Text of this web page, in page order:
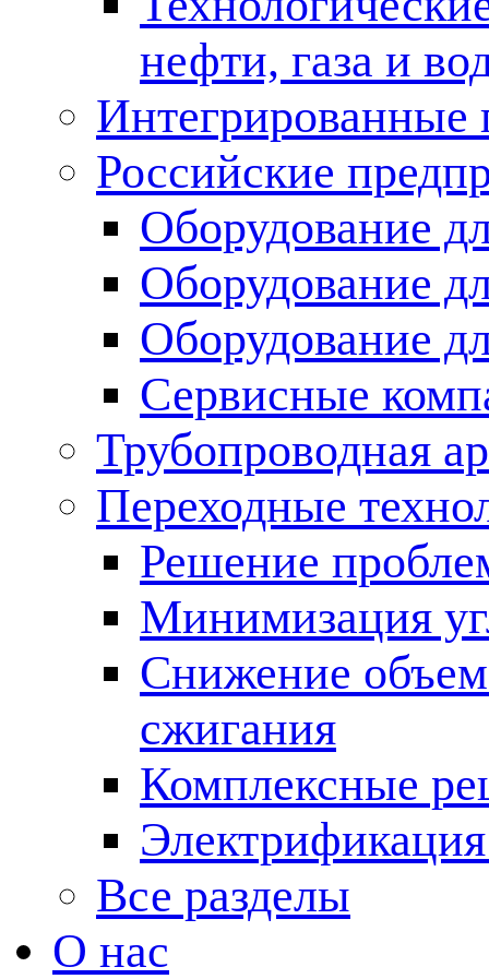
нефти, газа и
Российские
Оборудование
Оборудование
Оборудование
Сервисные
Трубопроводная
Переходные
Решение
Минимизация
Снижение
сжигания
Комплексные
Все разделы
О нас